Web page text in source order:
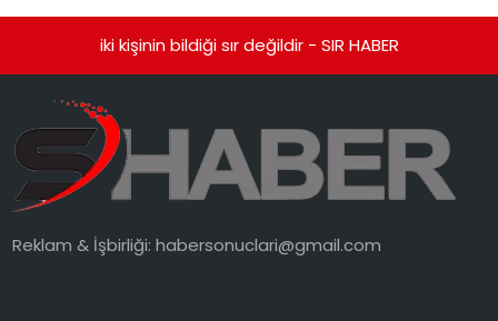
iki kişinin bildiği sır değildir - SIR HABER
Reklam & İşbirliği:habersonuclari@gmail.com